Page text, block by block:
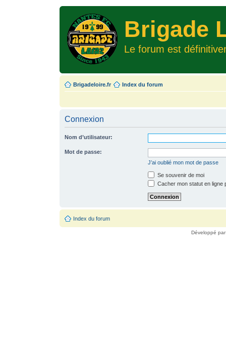
Brigade
Le forum est
Brigadeloire.fr Index du forum
Connexion
Nom d’utilisateur:
Mot de passe:
J’ai oublié mon mot de passe
Se souvenir de moi
Cacher mon statut en ligne
Index du forum
Développé